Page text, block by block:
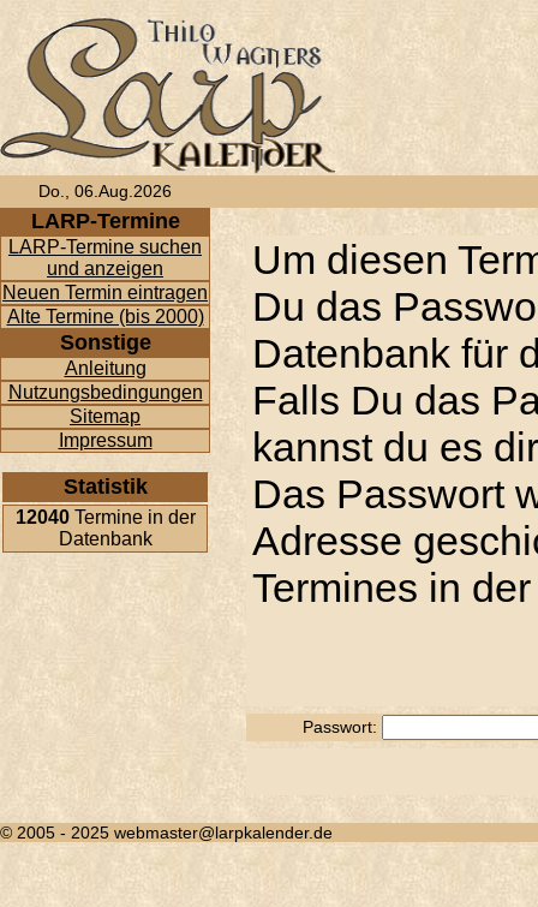
Do., 06.Aug.2026
LARP-Termine
LARP-Termine suchen
und anzeigen
Neuen Termin eintragen
Alte Termine (bis 2000)
Sonstige
Anleitung
Nutzungsbedingungen
Sitemap
Impressum
Statistik
12040Termine in der
Datenbank
Um diesen
Du das
Datenbank für
Falls Du das
kannst du es
Das Passwort
Adresse
Termines in
Passwort:
© 2005 - 2025 webmaster@larpkalender.de